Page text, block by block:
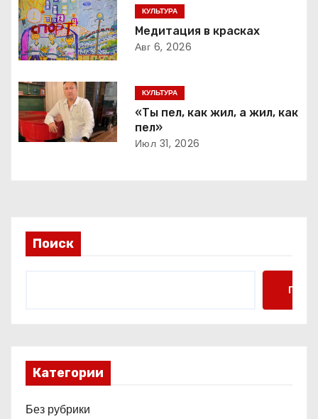
ц
и
я
п
о
п
и
КУЛЬТУРА
Медитация в красках
Авг 6, 2026
КУЛЬТУРА
«Ты пел, как жил, а жил, как
пел»
Июл 31, 2026
Поиск
Поиск
Категории
Без рубрики